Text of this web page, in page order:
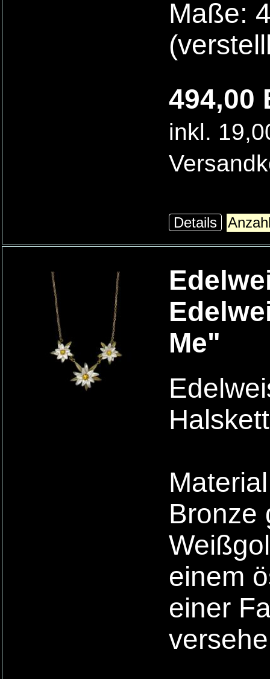
Maße:
494,00
inkl.
Details
Me"
Bronze
einem
einer